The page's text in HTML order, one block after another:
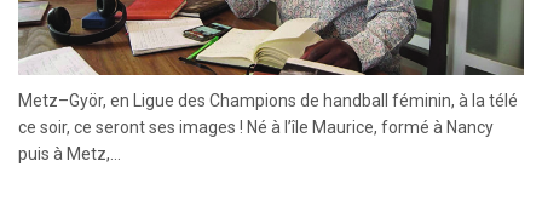
Metz–Györ, en Ligue des Champions de handball féminin, à la télé
ce soir, ce seront ses images ! Né à l’île Maurice, formé à Nancy
puis à Metz,...